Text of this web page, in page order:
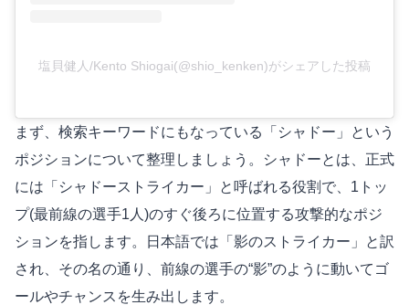
塩貝健人/Kento Shiogai(@shio_kenken)がシェアした投稿
まず、検索キーワードにもなっている「シャドー」という
ポジションについて整理しましょう。シャドーとは、正式
には「シャドーストライカー」と呼ばれる役割で、1トッ
プ(最前線の選手1人)のすぐ後ろに位置する攻撃的なポジ
ションを指します。日本語では「影のストライカー」と訳
され、その名の通り、前線の選手の“影”のように動いてゴ
ールやチャンスを生み出します。